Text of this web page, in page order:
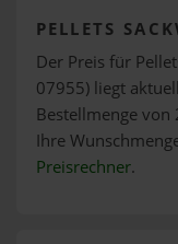
PELLETS
Der Preis für
07955) liegt
Bestellmenge von
Ihre
Preisrechner.